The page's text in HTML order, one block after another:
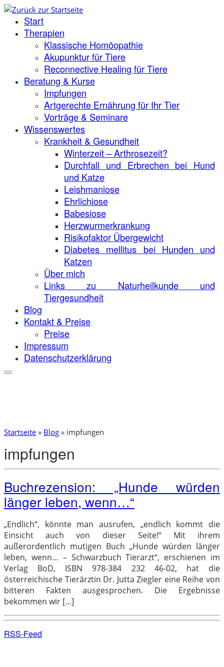
Zum
Inhalt
springen
Start
Therapien
Klassische Homöopathie
Akupunktur für Tiere
Reconnective Healing für Tiere
Beratung & Kurse
Impfungen
Artgerechte Ernährung für Ihr Tier
Vorträge & Seminare
Wissenswertes
Krankheit & Gesundheit
Winterzeit – Arthrosezeit?
Durchfall und Erbrechen bei Hund
und Katze
Leishmaniose
Ehrlichiose
Babesiose
Herzwurmerkrankung
Risikofaktor Übergewicht
Diabetes mellitus bei Hunden und
Katzen
Über mich
Links zu Naturheilkunde und
Tiergesundheit
Blog
Kontakt & Preise
Preise
Impressum
Datenschutzerklärung
Startseite » Blog » impfungen
impfungen
Buchrezension: „Hunde würden
länger leben, wenn…“
„Endlich“, könnte man ausrufen, „endlich kommt die
Einsicht auch von dieser Seite!“ Mit ihrem
außerordentlich mutigen Buch „Hunde würden länger
leben, wenn… – Schwarzbuch Tierarzt“, erschienen im
Verlag BoD, ISBN 978-384 232 46-02, hat die
österreichische Tierärztin Dr. Jutta Ziegler eine Reihe von
bitteren Fakten ausgesprochen. Die Ergebnisse
bekommen wir […]
RSS-Feed